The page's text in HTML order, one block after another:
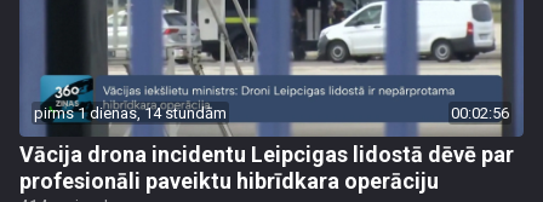
pirms 1 dienas, 14 stundām 00:02:56
Vācija drona incidentu Leipcigas lidostā dēvē par
profesionāli paveiktu hibrīdkara operāciju